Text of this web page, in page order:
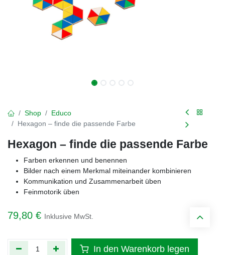
Shop
Educo
Hexagon – finde die passende Farbe
Hexagon – finde die passende Farbe
Farben erkennen und benennen
Bilder nach einem Merkmal miteinander kombinieren
Kommunikation und Zusammenarbeit üben
Feinmotorik üben
79,80 € Inklusive MwSt.
In den Warenkorb legen